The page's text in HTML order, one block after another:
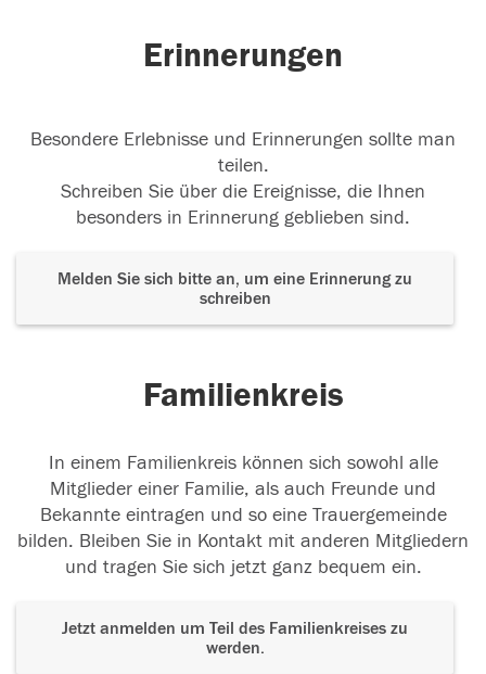
Erinnerungen
Besondere Erlebnisse und Erinnerungen sollte man
teilen.
Schreiben Sie über die Ereignisse, die Ihnen
besonders in Erinnerung geblieben sind.
Melden Sie sich bitte an, um eine Erinnerung zu
schreiben
Familienkreis
In einem Familienkreis können sich sowohl alle
Mitglieder einer Familie, als auch Freunde und
Bekannte eintragen und so eine Trauergemeinde
bilden. Bleiben Sie in Kontakt mit anderen Mitgliedern
und tragen Sie sich jetzt ganz bequem ein.
Jetzt anmelden um Teil des Familienkreises zu
werden.